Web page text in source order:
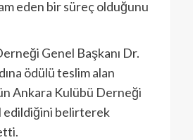
eden bir süreç olduğunu
Genel Başkanı Dr.
ödülü teslim alan
Ankara Kulübü Derneği
edildiğini belirterek